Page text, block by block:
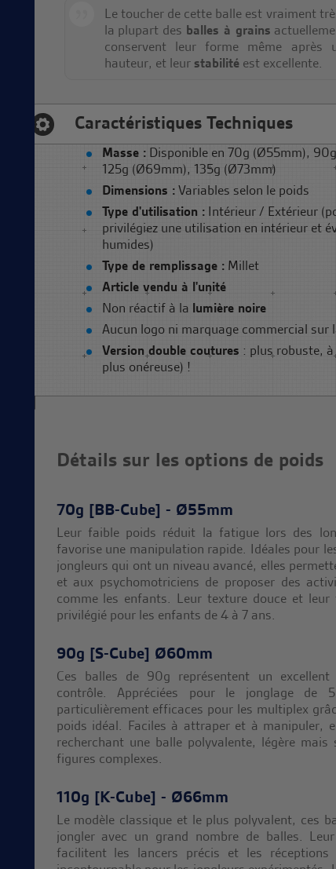
Le toucher de cette balle est vraiment
la plupart des balles à grains
conservent leur forme même après
hauteur, et leur stabilitéest excellente.
Caractéristiques Techniques
Masse :Disponible en 70g (Ø55mm),
125g (Ø69mm), 135g (Ø73mm)
Dimensions :Variables selon le poids
Type d'utilisation :Intérieur / Extérieur
privilégiez une utilisation en intérieur et
humides)
Type de remplissage :Millet
Article vendu à l'unité
Non réactif à la lumière noire
Aucun logo ni marquage commercial sur
Version double coutures : plus robuste,
plus onéreuse) !
Détails sur les options de poids
70g [BB-Cube] - Ø55mm
Leur faible poids réduit la fatigue lors des
favorise une manipulation rapide. Idéales pour
jongleurs qui ont un niveau avancé, elles
et aux psychomotriciens de proposer des
comme les enfants. Leur texture douce et
privilégié pour les enfants de 4 à 7 ans.
90g [S-Cube] Ø60mm
Ces balles de 90g représentent un
contrôle. Appréciées pour le jonglage
particulièrement efficaces pour les multiplex
poids idéal. Faciles à attraper et à manipuler,
recherchant une balle polyvalente, légère
figures complexes.
110g [K-Cube] - Ø66mm
Le modèle classique et le plus polyvalent, ces
jongler avec un grand nombre de balles.
facilitent les lancers précis et les